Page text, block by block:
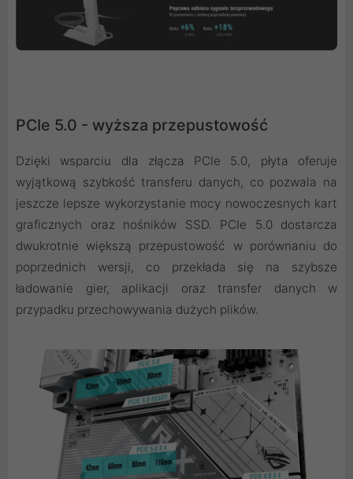
PCIe 5.0 - wyższa przepustowość
Dzięki wsparciu dla złącza PCIe 5.0, płyta oferuje
wyjątkową szybkość transferu danych, co pozwala na
jeszcze lepsze wykorzystanie mocy nowoczesnych kart
graficznych oraz nośników SSD. PCIe 5.0 dostarcza
dwukrotnie większą przepustowość w porównaniu do
poprzednich wersji, co przekłada się na szybsze
ładowanie gier, aplikacji oraz transfer danych w
przypadku przechowywania dużych plików.